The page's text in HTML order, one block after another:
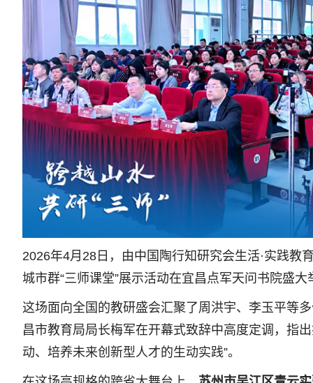
2026年4月28日，由中国陶行知研究会生活·实践教
城市群“三师课堂”展示活动在宜昌点军天问书院盛大
这场面向全国的教研盛会汇聚了周洪宇、李玉平等
昌市教育局局长梅军在开幕式致辞中高度定调，指出
动、培养未来创新型人才的生动实践”。